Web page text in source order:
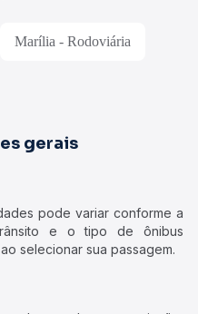
Marília - Rodoviária
gerais
pode variar conforme a
e o tipo de ônibus
selecionar sua passagem.